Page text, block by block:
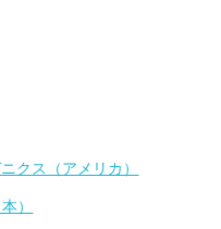
クス（アメリカ）
）